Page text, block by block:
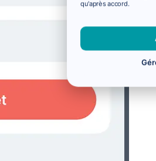
qu'après accord.